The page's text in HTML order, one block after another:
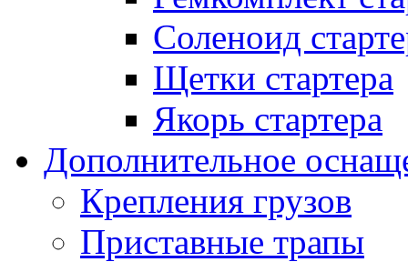
Соленоид
Щетки стартера
Якорь стартера
Дополнительное
Крепления грузов
Приставные трапы